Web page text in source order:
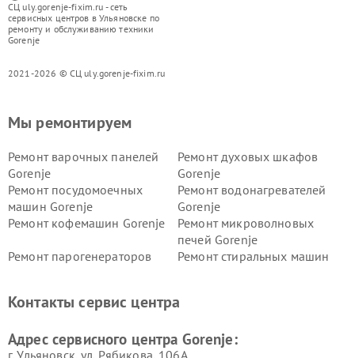
СЦ uly.gorenje-fixim.ru - сеть
сервисных центров в Ульяновске по
ремонту и обслуживанию техники
Gorenje
2021-2026 © СЦ uly.gorenje-fixim.ru
Мы ремонтируем
Ремонт варочных панелей
Gorenje
Ремонт духовых шкафов
Gorenje
Ремонт посудомоечных
машин Gorenje
Ремонт водонагревателей
Gorenje
Ремонт кофемашин Gorenje
Ремонт микроволновых
печей Gorenje
Ремонт парогенераторов
Ремонт стиральных машин
Контакты сервис центра
Адрес сервисного центра Gorenje:
г. Ульяновск, ул. Рябикова, 106А